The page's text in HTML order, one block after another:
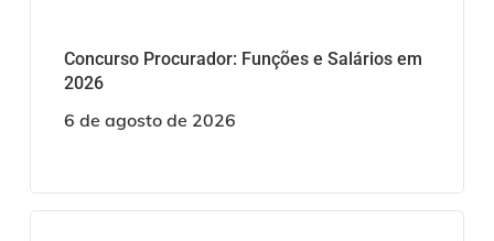
Concurso Procurador: Funções e Salários em
2026
6 de agosto de 2026